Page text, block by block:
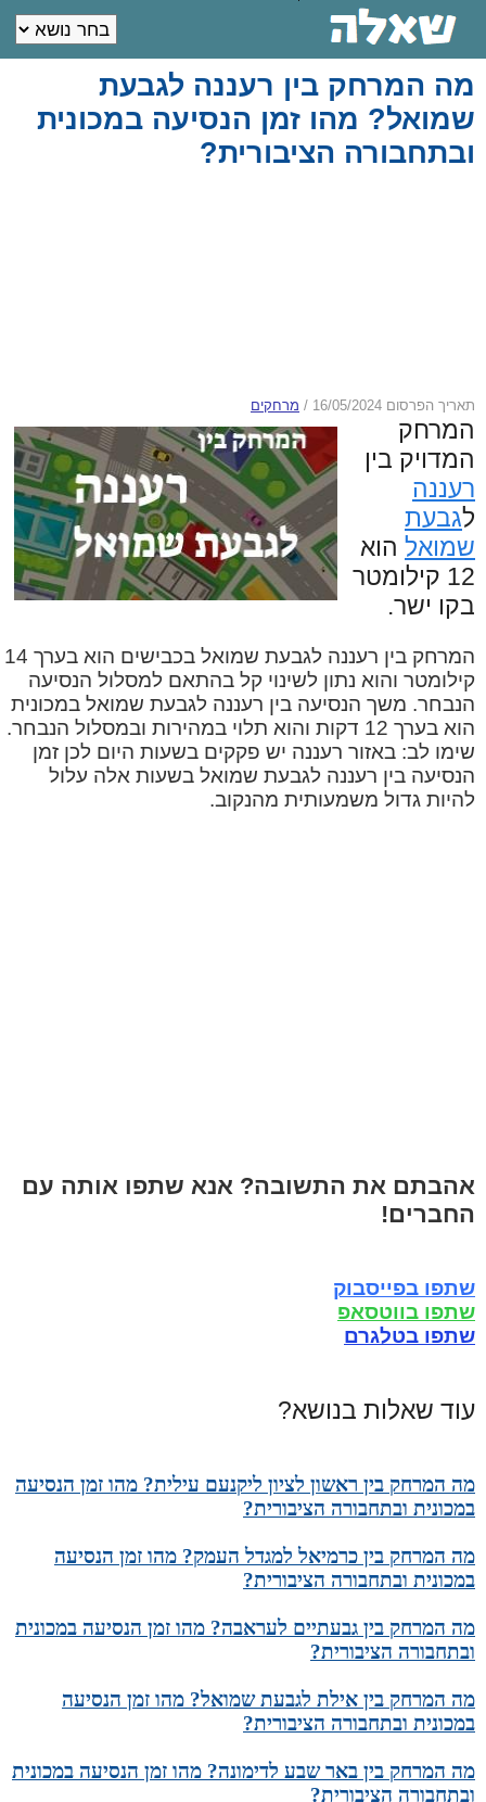
מה המרחק בין רעננה לגבעת
שמואל? מהו זמן הנסיעה במכונית
ובתחבורה הציבורית?
תאריך הפרסום 16/05/2024 / מרחקים
המרחק
המדויק בין
רעננה
לגבעת
שמואל הוא
12 קילומטר
בקו ישר.
המרחק בין רעננה לגבעת שמואל בכבישים הוא בערך 14
קילומטר והוא נתון לשינוי קל בהתאם למסלול הנסיעה
הנבחר. משך הנסיעה בין רעננה לגבעת שמואל במכונית
הוא בערך 12 דקות והוא תלוי במהירות ובמסלול הנבחר.
שימו לב: באזור רעננה יש פקקים בשעות היום לכן זמן
הנסיעה בין רעננה לגבעת שמואל בשעות אלה עלול
להיות גדול משמעותית מהנקוב.
אהבתם את התשובה? אנא שתפו אותה עם
החברים!
שתפו בפייסבוק
שתפו בווטסאפ
שתפו בטלגרם
עוד שאלות בנושא?
מה המרחק בין ראשון לציון ליקנעם עילית? מהו זמן הנסיעה
במכונית ובתחבורה הציבורית?
מה המרחק בין כרמיאל למגדל העמק? מהו זמן הנסיעה
במכונית ובתחבורה הציבורית?
מה המרחק בין גבעתיים לעראבה? מהו זמן הנסיעה במכונית
ובתחבורה הציבורית?
מה המרחק בין אילת לגבעת שמואל? מהו זמן הנסיעה
במכונית ובתחבורה הציבורית?
מה המרחק בין באר שבע לדימונה? מהו זמן הנסיעה במכונית
ובתחבורה הציבורית?